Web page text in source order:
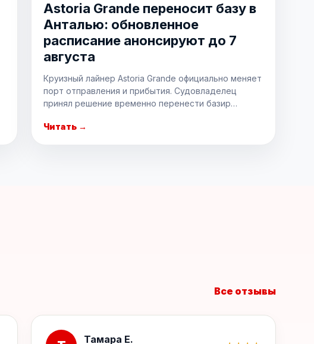
Astoria Grande переносит базу в
Анталью: обновленное
расписание анонсируют до 7
августа
Круизный лайнер Astoria Grande официально меняет
порт отправления и прибытия. Судовладелец
принял решение временно перенести базир…
Читать →
Все отзывы
Тамара Е.